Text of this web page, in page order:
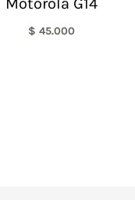
$ 45.000